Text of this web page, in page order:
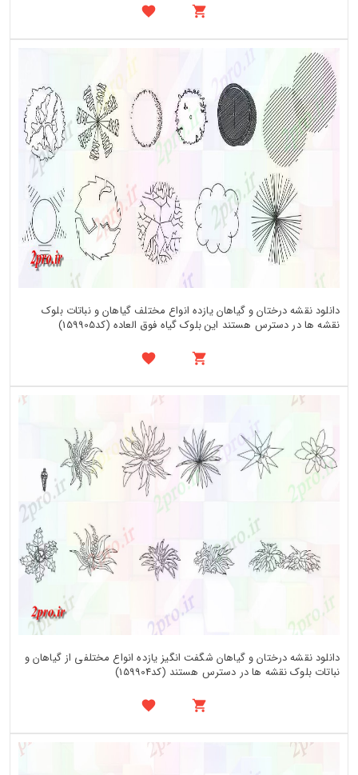
دانلود نقشه درختان و گیاهان یازده انواع مختلف گیاهان و نباتات بلوک
نقشه ها در دسترس هستند این بلوک گیاه فوق العاده (کد159905)
دانلود نقشه درختان و گیاهان شگفت انگیز یازده انواع مختلفی از گیاهان و
نباتات بلوک نقشه ها در دسترس هستند (کد159904)